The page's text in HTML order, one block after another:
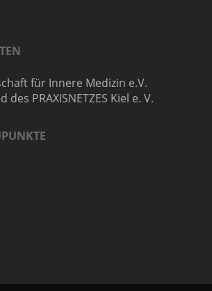
für Innere Medizin e.V.
PRAXISNETZES Kiel e. V.